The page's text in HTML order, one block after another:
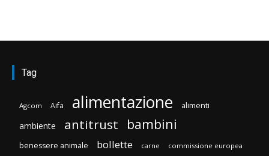
Tag
Agcom Aifa alimentazione alimenti
ambiente antitrust bambini
benessere animale bollette carne commissione europea